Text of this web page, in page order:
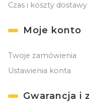
Czas i koszty dostawy
Moje konto
Twoje zamówienia
Ustawienia konta
Gwarancja i